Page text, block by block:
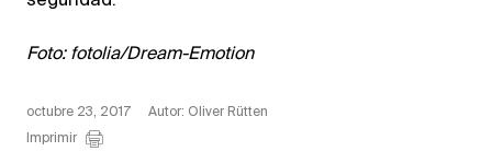
Foto: fotolia/Dream-Emotion
octubre 23, 2017
Autor: Oliver Rütten
Imprimir